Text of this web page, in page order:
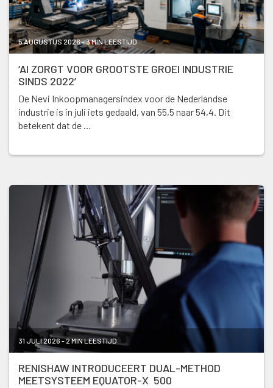
5 AUGUSTUS 2026 - 3 MIN LEESTIJD
‘AI ZORGT VOOR GROOTSTE GROEI INDUSTRIE
SINDS 2022’
De Nevi Inkoopmanagersindex voor de Nederlandse
industrie is in juli iets gedaald, van 55,5 naar 54,4. Dit
betekent dat de …
31 JULI 2026 - 2 MIN LEESTIJD
RENISHAW INTRODUCEERT DUAL-METHOD
MEETSYSTEEM EQUATOR-X 500